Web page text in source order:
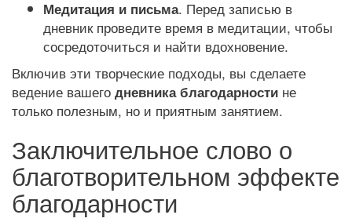
Медитация и письма. Перед записью в
дневник проведите время в медитации, чтобы
сосредоточиться и найти вдохновение.
Включив эти творческие подходы, вы сделаете
ведение вашего дневника благодарности не
только полезным, но и приятным занятием.
Заключительное слово о
благотворительном эффекте
благодарности